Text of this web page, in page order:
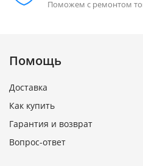
Поможем с ремонтом
Помощь
Доставка
Как купить
Гарантия и возврат
Вопрос-ответ